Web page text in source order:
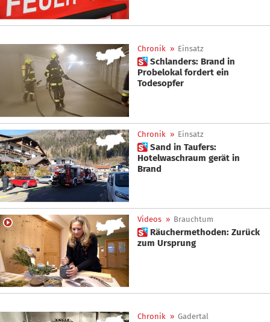
Chronik » Einsatz
 Schlanders: Brand in
Probelokal fordert ein
Todesopfer
Chronik » Einsatz
 Sand in Taufers:
Hotelwaschraum gerät in
Brand
Videos » Brauchtum
 Räuchermethoden: Zurück
zum Ursprung
Chronik » Gadertal